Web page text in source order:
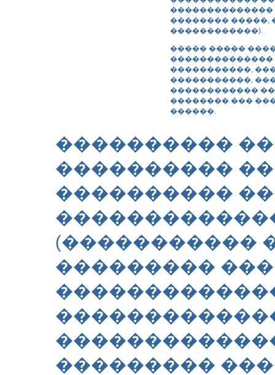
��������������
�������� �����,
������������).
����� �����
��������������
�����������,
�����������,
������������
�������� ���
������.
����������
����������
����������
(�����������
���������
���������